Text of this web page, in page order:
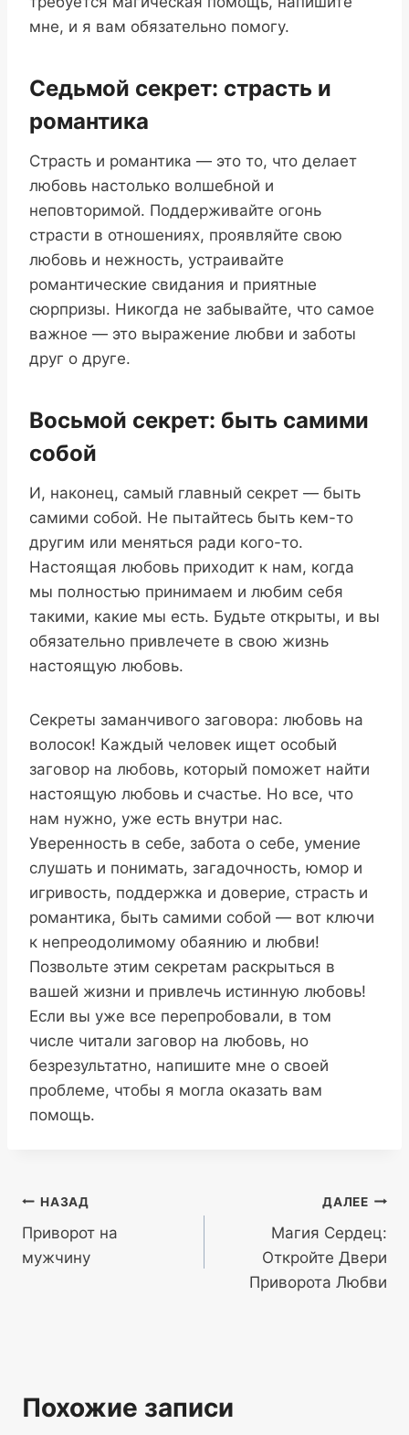
мне, и я вам обязательно помогу.
Седьмой секрет: страсть и
романтика
Страсть и романтика — это то, что делает
любовь настолько волшебной и
неповторимой. Поддерживайте огонь
страсти в отношениях, проявляйте свою
любовь и нежность, устраивайте
романтические свидания и приятные
сюрпризы. Никогда не забывайте, что самое
важное — это выражение любви и заботы
друг о друге.
Восьмой секрет: быть самими
собой
И, наконец, самый главный секрет — быть
самими собой. Не пытайтесь быть кем-то
другим или меняться ради кого-то.
Настоящая любовь приходит к нам, когда
мы полностью принимаем и любим себя
такими, какие мы есть. Будьте открыты, и вы
обязательно привлечете в свою жизнь
настоящую любовь.
Секреты заманчивого заговора: любовь на
волосок! Каждый человек ищет особый
заговор на любовь, который поможет найти
настоящую любовь и счастье. Но все, что
нам нужно, уже есть внутри нас.
Уверенность в себе, забота о себе, умение
слушать и понимать, загадочность, юмор и
игривость, поддержка и доверие, страсть и
романтика, быть самими собой — вот ключи
к непреодолимому обаянию и любви!
Позвольте этим секретам раскрыться в
вашей жизни и привлечь истинную любовь!
Если вы уже все перепробовали, в том
числе читали заговор на любовь, но
безрезультатно, напишите мне о своей
проблеме, чтобы я могла оказать вам
помощь.
Навигация
по
НАЗАД
Приворот на
мужчину
ДАЛЕЕ
Магия Сердец:
Откройте Двери
Приворота Любви
Похожие записи